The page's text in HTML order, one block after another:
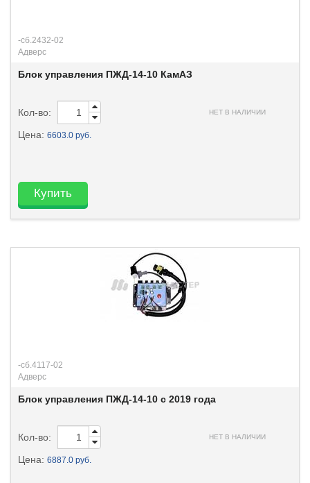
-сб.2432-02
Адверс
Блок управления ПЖД-14-10 КамАЗ
Кол-во: НЕТ В НАЛИЧИИ
Цена: 6603.0 руб.
Купить
-сб.4117-02
Адверс
Блок управления ПЖД-14-10 с 2019 года
Кол-во: НЕТ В НАЛИЧИИ
Цена: 6887.0 руб.